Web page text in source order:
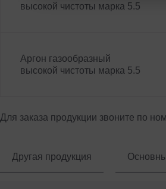
высокой чистоты марка 5.5
Аргон газообразный
высокой чистоты марка 5.5
Для заказа продукции звоните по
Другая продукция